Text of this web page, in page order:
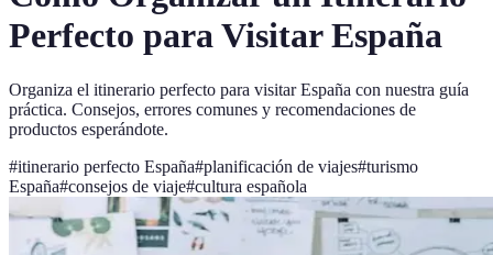
Perfecto para Visitar España
Organiza el itinerario perfecto para visitar España con nuestra guía
práctica. Consejos, errores comunes y recomendaciones de
productos esperándote.
#itinerario perfecto España#planificación de viajes#turismo
España#consejos de viaje#cultura española